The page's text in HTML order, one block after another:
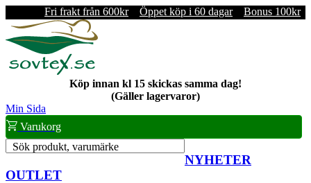
Fri frakt från 600kr Öppet köp i 60 dagar Bonus 100kr
Köp innan kl 15 skickas samma dag!
(Gäller lagervaror)
Min Sida
Varukorg
Sök produkt, varumärke
NYHETER
OUTLET